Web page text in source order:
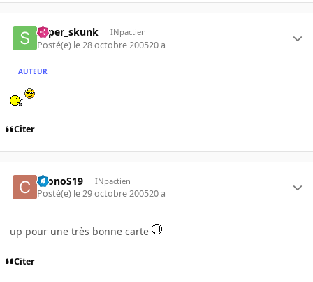
super_skunk INpactien
Posté(e) le 28 octobre 200520 a
AUTEUR
Citer
CronoS19 INpactien
Posté(e) le 29 octobre 200520 a
up pour une très bonne carte
Citer